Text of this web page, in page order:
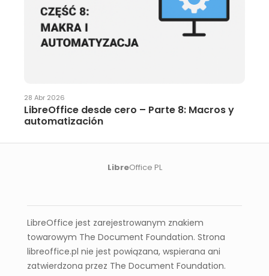
28 Abr 2026
LibreOffice desde cero – Parte 8: Macros y
automatización
LibreOffice PL
LibreOffice jest zarejestrowanym znakiem
towarowym The Document Foundation. Strona
libreoffice.pl nie jest powiązana, wspierana ani
zatwierdzona przez The Document Foundation.